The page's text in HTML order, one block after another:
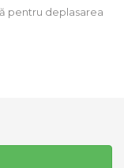
pentru deplasarea